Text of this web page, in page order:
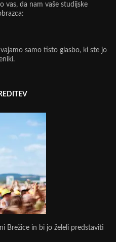
vas, da nam vaše studijske
samo tisto glasbo, ki ste jo
Brežice in bi jo želeli predstaviti